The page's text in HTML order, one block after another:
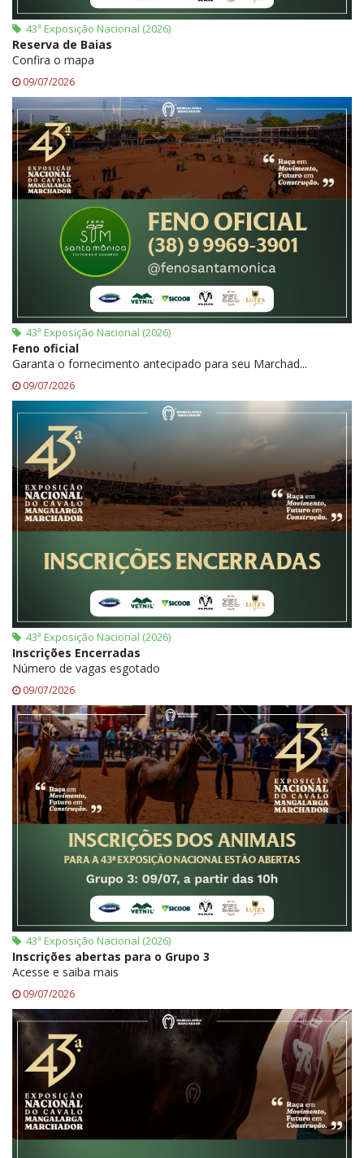
43ª Exposição Nacional (2026)
Reserva de Baias
Confira o mapa
09/07/2026
43ª Exposição Nacional (2026)
Feno oficial
Garanta o fornecimento antecipado para seu Marchad...
09/07/2026
43ª Exposição Nacional (2026)
Inscrições Encerradas
Número de vagas esgotado
09/07/2026
43ª Exposição Nacional (2026)
Inscrições abertas para o Grupo 3
Acesse e saiba mais
09/07/2026